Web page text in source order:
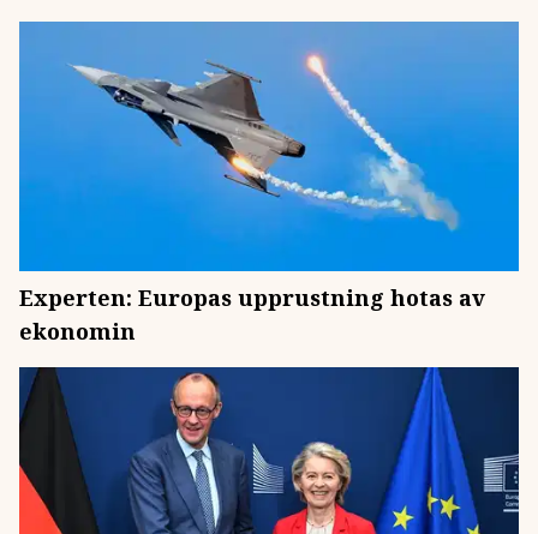
Experten: Europas upprustning hotas av
ekonomin